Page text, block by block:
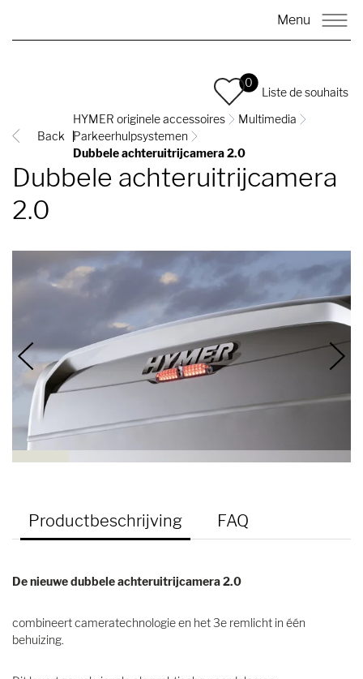
Menu
0
Liste de souhaits
Back
HYMER originele accessoires
Multimedia
Parkeerhulpsystemen
Dubbele achteruitrijcamera 2.0
Dubbele achteruitrijcamera
2.0
Productbeschrijving FAQ
De nieuwe dubbele achteruitrijcamera 2.0
combineert cameratechnologie en het 3e remlicht in één
behuizing.